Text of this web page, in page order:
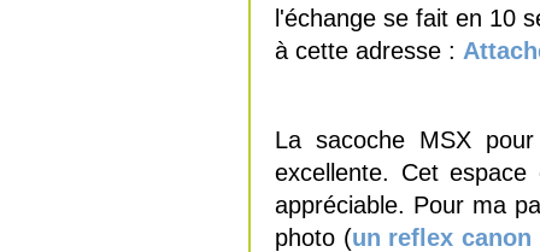
l'échange se fait en 10
à cette adresse :
La sacoche MSX
excellente. Cet
appréciable. Pour ma
photo (un reflex canon